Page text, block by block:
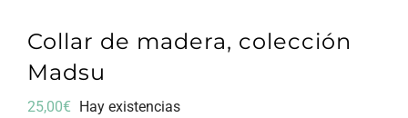
Collar de madera, colección
Madsu
25,00€ Hay existencias